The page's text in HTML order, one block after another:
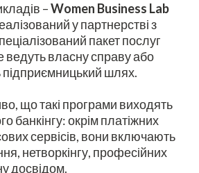
–Women Business Lab
у партнерстві з
пакет послуг
ведуть власну справу або
шлях.
що такі програми виходять
банкінгу: окрім платіжних
сервісів, вони включають
нетворкінгу, професійних
досвідом.